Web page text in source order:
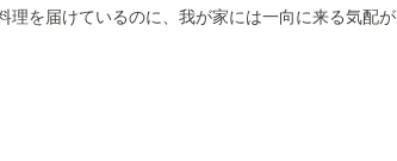
理を届けているのに、我が家には一向に来る気配が